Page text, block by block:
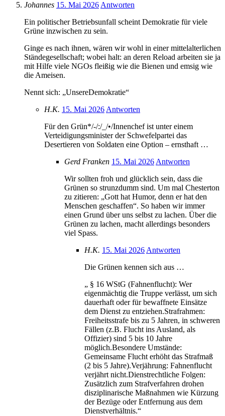
Johannes 15. Mai 2026Antworten
Ein politischer Betriebsunfall scheint Demokratie für viele
Grüne inzwischen zu sein.
Ginge es nach ihnen, wären wir wohl in einer mittelalterlichen
Ständegesellschaft; wobei halt: an deren Reload arbeiten sie ja
mit Hilfe viele NGOs fleißig wie die Bienen und emsig wie
die Ameisen.
Nennt sich: „UnsereDemokratie“
H.K. 15. Mai 2026Antworten
Für den Grün*/-/:/_/•/Innenchef ist unter einem
Verteidigungsminister der Schwefelpartei das
Desertieren von Soldaten eine Option – ernsthaft …
Gerd Franken 15. Mai 2026Antworten
Wir sollten froh und glücklich sein, dass die
Grünen so strunzdumm sind. Um mal Chesterton
zu zitieren: „Gott hat Humor, denn er hat den
Menschen geschaffen“. So haben wir immer
einen Grund über uns selbst zu lachen. Über die
Grünen zu lachen, macht allerdings besonders
viel Spass.
H.K. 15. Mai 2026Antworten
Die Grünen kennen sich aus …
„ § 16 WStG (Fahnenflucht): Wer
eigenmächtig die Truppe verlässt, um sich
dauerhaft oder für bewaffnete Einsätze
dem Dienst zu entziehen.Strafrahmen:
Freiheitsstrafe bis zu 5 Jahren, in schweren
Fällen (z.B. Flucht ins Ausland, als
Offizier) sind 5 bis 10 Jahre
möglich.Besondere Umstände:
Gemeinsame Flucht erhöht das Strafmaß
(2 bis 5 Jahre).Verjährung: Fahnenflucht
verjährt nicht.Dienstrechtliche Folgen:
Zusätzlich zum Strafverfahren drohen
disziplinarische Maßnahmen wie Kürzung
der Bezüge oder Entfernung aus dem
Dienstverhältnis.“